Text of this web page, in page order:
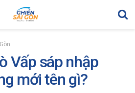
Vấp sáp nhập
mới tên gì?